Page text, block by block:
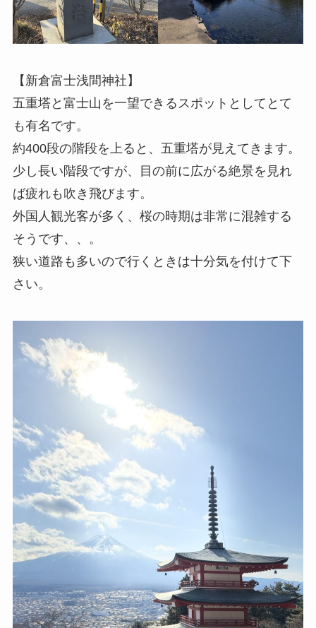
【新倉富士浅間神社】
五重塔と富士山を一望できるスポットとしてとて
も有名です。
約400段の階段を上ると、五重塔が見えてきます。
少し長い階段ですが、目の前に広がる絶景を見れ
ば疲れも吹き飛びます。
外国人観光客が多く、桜の時期は非常に混雑する
そうです、、。
狭い道路も多いので行くときは十分気を付けて下
さい。